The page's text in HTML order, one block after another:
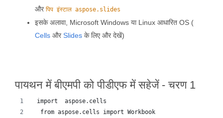
और पिप इंस्टाल aspose.slides
इसके अलावा, Microsoft Windows या Linux आधारित OS (
Cells औरSlides के लिए और देखें)
पायथन में बीएमपी को पीडीएफ में सहेजें - चरण 1
import  aspose.cells
  from aspose.cells import Workbook